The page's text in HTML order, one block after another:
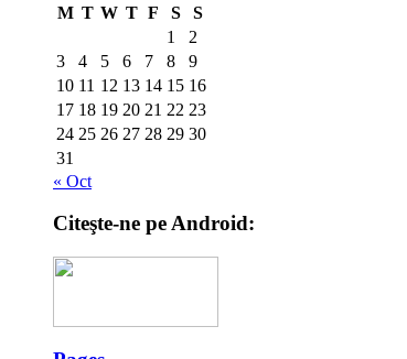
M T W T F S
S
1
2
3
4 5 6 7 8
9
10 11 12 13 14 15 16
17 18 19 20 21 22 23
24 25 26 27 28 29 30
31
« Oct
Citeşte-ne pe Android: